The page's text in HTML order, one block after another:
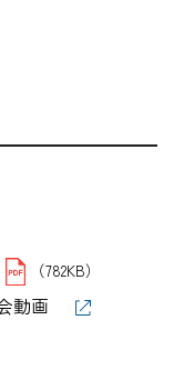
（782KB）
動画